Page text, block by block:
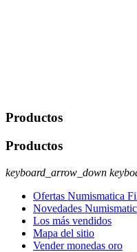
Productos
Productos
keyboard_arrow_down
Ofertas Numismatica
Novedades
Los más vendidos
Mapa del sitio
Vender monedas oro